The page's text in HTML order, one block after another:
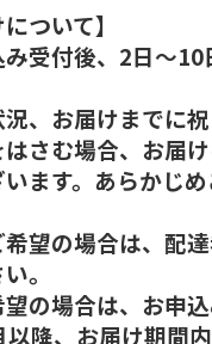
ついて】
受付後、2日～10
、お届けまでに
さむ場合、お届
ます。あらかじ
望の場合は、配
。
の場合は、お申
以降、お届け期間